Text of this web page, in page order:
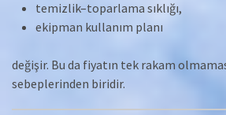
temizlik–toparlama sıklığı,
ekipman kullanım planı
değişir. Bu da fiyatın tek rakam
sebeplerinden biridir.